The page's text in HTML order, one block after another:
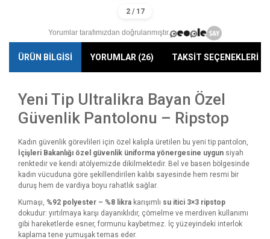
Yorumlar tarafımızdan doğrulanmıştır.
ÜRÜN BİLGİSİ YORUMLAR (26) TAKSİT SEÇENEKLERİ
Yeni Tip Ultralikra Bayan Özel
Güvenlik Pantolonu – Ripstop
Kadın güvenlik görevlileri için özel kalıpla üretilen bu yeni tip pantolon,
İçişleri Bakanlığı özel güvenlik üniforma yönergesine uygun siyah
renktedir ve kendi atölyemizde dikilmektedir. Bel ve basen bölgesinde
kadın vücuduna göre şekillendirilen kalıbı sayesinde hem resmi bir
duruş hem de vardiya boyu rahatlık sağlar.
Kumaşı, %92 polyester – %8 likra karışımlı su itici 3×3 ripstop
dokudur: yırtılmaya karşı dayanıklıdır, çömelme ve merdiven kullanımı
gibi hareketlerde esner, formunu kaybetmez. İç yüzeyindeki interlok
kaplama tene yumuşak temas eder.